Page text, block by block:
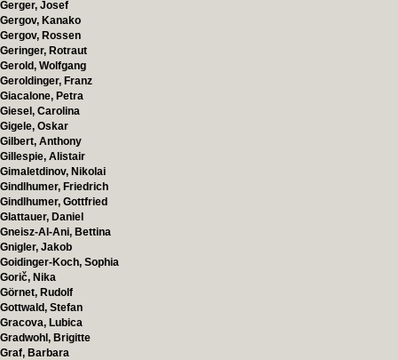
Gerger, Josef
Gergov, Kanako
Gergov, Rossen
Geringer, Rotraut
Gerold, Wolfgang
Geroldinger, Franz
Giacalone, Petra
Giesel, Carolina
Gigele, Oskar
Gilbert, Anthony
Gillespie, Alistair
Gimaletdinov, Nikolai
Gindlhumer, Friedrich
Gindlhumer, Gottfried
Glattauer, Daniel
Gneisz-Al-Ani, Bettina
Gnigler, Jakob
Goidinger-Koch, Sophia
Gorič, Nika
Görnet, Rudolf
Gottwald, Stefan
Gracova, Lubica
Gradwohl, Brigitte
Graf, Barbara